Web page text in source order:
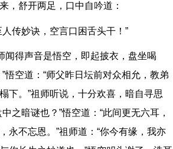
来，舒开两足，口中自吟道：
人传妙诀，空言口困舌头干！”
闻得声音是悟空，即起披衣，盘坐喝
悟空道：“师父昨日坛前对众相允，教弟
下。”祖师听说，十分欢喜，暗自寻思
之暗谜也？”悟空道：“此间更无六耳，
永不忘恩。”祖师道：“你今有缘，我亦